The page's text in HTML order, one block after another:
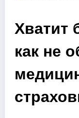
Хватит
как не